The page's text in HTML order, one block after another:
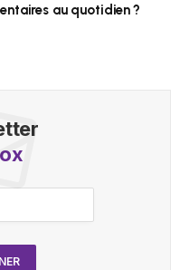
au quotidien ?